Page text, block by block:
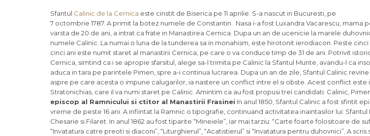
Sfantul Calinic de la Cernica este cinstit de Biserica pe 11 aprilie. S-a nascut in Bucuresti, pe
7 octombrie 1787. A primit la botez numele de Constantin. Nasa i-a fost Luxandra Vacarescu, mama
varsta de 20 de ani, a intrat ca frate in Manastirea Cernica. Dupa un an de ucenicie la marele
numele Calinic. La numai o luna de la tunderea sa in monahism, este hirotonit ierodiacon. Peste
cinci ani este numit staret al manastirii Cernica, pe care o va conduce timp de 31 de ani. Potrivit
Cernica, simtind ca i se apropie sfarsitul, alege sa-l trimita pe Calinic la Sfantul Munte, avandu-l ca
aduca in tara pe parintele Pimen, spre a-i continua lucrarea. Dupa un an de zile, Sfantul Calinic
aspre pe care acesta o impune calugarilor, ia nastere un conflict intre el si obste. Acest conflict este
Stratonichias, care il va numi staret pe Calinic. Amintim ca au fost propusi trei candidati: Calinic,
episcop al Ramnicului si ctitor al Manastirii Frasinei In anul 1850, Sfantul Calinic a fost sfintit
vreme de peste 16 ani. A infiintat la Ramnic o tipografie, continuand activitatea inaintasilor lui: Sfantul
Chesarie si Filaret. In anul 1862 au fost tiparite “Mineiele”, iar mai tarziu: “Carte foarte folositoare de
“Invatatura catre preoti si diaconi”, “Liturghierul”, “Acatistierul” si “Invatatura pentru duhovnici”. A